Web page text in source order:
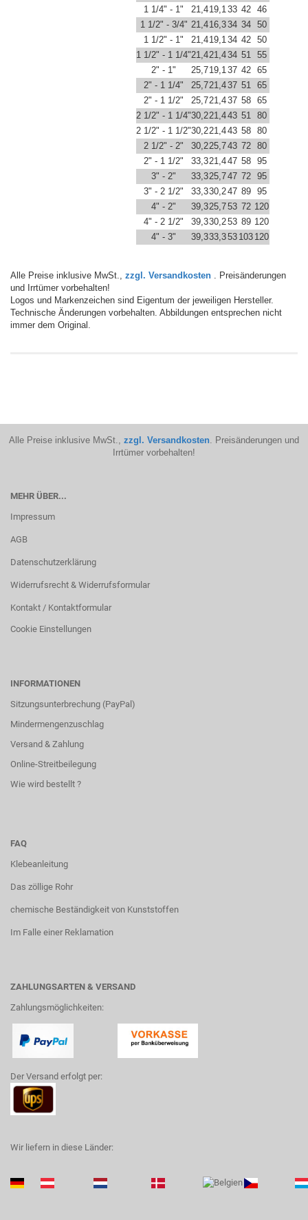
1 1/4" - 1"
21,419,133 42
46
1 1/2" - 3/4" 21,416,334 34
50
1 1/2" - 1"
21,419,134 42
50
1 1/2" - 1 1/4"21,421,434 51
55
2" - 1"
25,719,137 42
65
2" - 1 1/4"
25,721,437 51
65
2" - 1 1/2"
25,721,437 58
65
2 1/2" - 1 1/4"30,221,443 51
80
2 1/2" - 1 1/2"30,221,443 58
80
2 1/2" - 2"
30,225,743 72
80
2" - 1 1/2"
33,321,447 58
95
3" - 2"
33,325,747 72
95
3" - 2 1/2"
33,330,247 89
95
4" - 2"
39,325,753 72 120
4" - 2 1/2"
39,330,253 89 120
4" - 3"
39,333,353 103 120
Alle Preise inklusive MwSt., zzgl. Versandkosten . Preisänderungen
und Irrtümer vorbehalten!
Logos und Markenzeichen sind Eigentum der jeweiligen Hersteller.
Technische Änderungen vorbehalten. Abbildungen entsprechen nicht
immer dem Original.
Alle Preise inklusive MwSt., zzgl. Versandkosten. Preisänderungen und
Irrtümer vorbehalten!
MEHR ÜBER...
Impressum
AGB
Datenschutzerklärung
Widerrufsrecht & Widerrufsformular
Kontakt / Kontaktformular
Cookie Einstellungen
INFORMATIONEN
Sitzungsunterbrechung (PayPal)
Mindermengenzuschlag
Versand & Zahlung
Online-Streitbeilegung
Wie wird bestellt ?
FAQ
Klebeanleitung
Das zöllige Rohr
chemische Beständigkeit von Kunststoffen
Im Falle einer Reklamation
ZAHLUNGSARTEN & VERSAND
Zahlungsmöglichkeiten:
Der Versand erfolgt per:
Wir liefern in diese Länder: